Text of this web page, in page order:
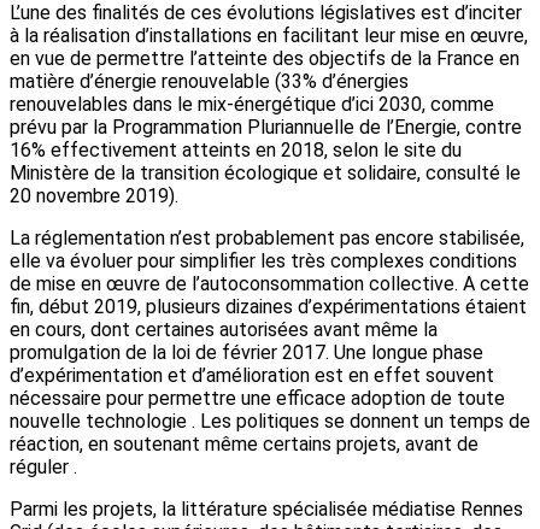
L’une des finalités de ces évolutions législatives est d’inciter
à la réalisation d’installations en facilitant leur mise en œuvre,
en vue de permettre l’atteinte des objectifs de la France en
matière d’énergie renouvelable (33% d’énergies
renouvelables dans le mix-énergétique d’ici 2030, comme
prévu par la Programmation Pluriannuelle de l’Energie, contre
16% effectivement atteints en 2018, selon le site du
Ministère de la transition écologique et solidaire, consulté le
20 novembre 2019).
La réglementation n’est probablement pas encore stabilisée,
elle va évoluer pour simplifier les très complexes conditions
de mise en œuvre de l’autoconsommation collective. A cette
fin, début 2019, plusieurs dizaines d’expérimentations étaient
en cours, dont certaines autorisées avant même la
promulgation de la loi de février 2017. Une longue phase
d’expérimentation et d’amélioration est en effet souvent
nécessaire pour permettre une efficace adoption de toute
nouvelle technologie . Les politiques se donnent un temps de
réaction, en soutenant même certains projets, avant de
réguler .
Parmi les projets, la littérature spécialisée médiatise Rennes